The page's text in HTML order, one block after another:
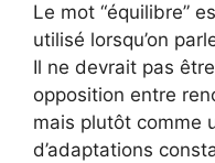
Le mot “équilibre”
utilisé lorsqu’on
Il ne devrait pas
opposition entre
mais plutôt comme
d’adaptations